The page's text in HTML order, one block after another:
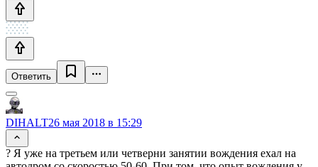
Ответить
DIHALT26 мая 2018 в 15:29
? Я уже на третьем или четверни занятии вождения ехал на